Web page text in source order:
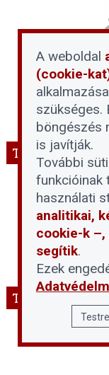
THT podcast
THT Facebook
THT -
A weboldal
(cookie-
szükséges.
böngészés
is javítják.
További
funkcióinak
használati
analitikai,
cookie-k
segítik.
Ezek